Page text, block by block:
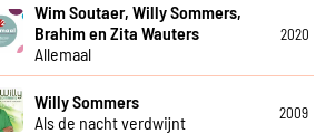
Wim Soutaer, Willy Sommers,
Brahim en Zita Wauters
Allemaal
2020
Willy Sommers
Als de nacht verdwijnt
2009